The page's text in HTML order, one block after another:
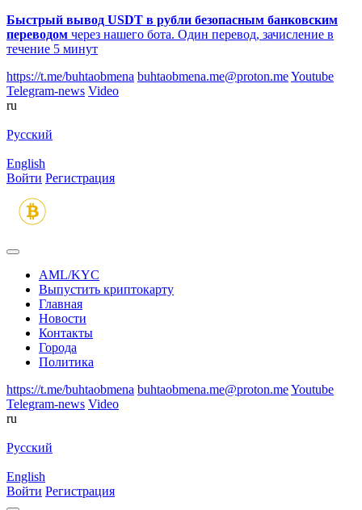
Быстрый вывод USDT в рубли безопасным банковским
переводом через нашего бота. Один перевод, зачисление в
течение 5 минут
https://t.me/buhtaobmena buhtaobmena.me@proton.meYoutube
Telegram-news Video
ru
Русский
English
Войти Регистрация
AML/KYC
Выпустить криптокарту
Главная
Новости
Контакты
Города
Политика
https://t.me/buhtaobmena buhtaobmena.me@proton.meYoutube
Telegram-news Video
ru
Русский
English
Войти Регистрация